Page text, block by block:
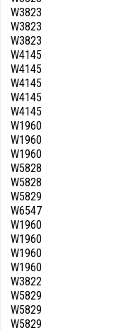
W3823
W3823
W3823
W4145
W4145
W4145
W4145
W4145
W1960
W1960
W1960
W5828
W5828
W5829
W6547
W1960
W1960
W1960
W1960
W3822
W5829
W5829
W5829